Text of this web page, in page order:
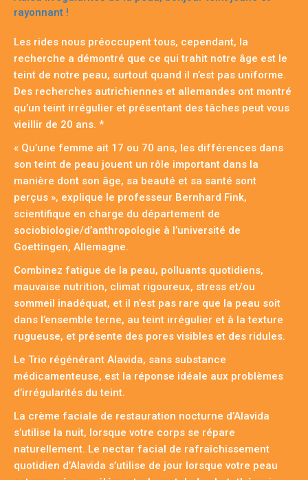
rayonnant !
Les rides nous préoccupent tous, cependant, la
recherche a démontré que ce qui trahit notre âge est le
teint de notre peau, surtout quand il n’est pas uniforme.
Des recherches autrichiennes et allemandes ont montré
qu’un teint irrégulier et présentant des tâches peut vous
vieillir de 20 ans. *
« Qu’une femme ait 17 ou 70 ans, les différences dans
son teint de peau jouent un rôle important dans la
manière dont son âge, sa beauté et sa santé sont
perçus », explique le professeur Bernhard Fink,
scientifique en charge du département de
sociobiologie/d’anthropologie à l’université de
Goettingen, Allemagne.
Combinez fatigue de la peau, polluants quotidiens,
mauvaise nutrition, climat rigoureux, stress et/ou
sommeil inadéquat, et il n’est pas rare que la peau soit
dans l’ensemble terne, au teint irrégulier et à la texture
rugueuse, et présente des pores visibles et des ridules.
Le Trio régénérant Alavida, sans substance
médicamenteuse, est la réponse idéale aux problèmes
d’irrégularités du teint.
La crème faciale de restauration nocturne d’Alavida
s’utilise la nuit, lorsque votre corps se répare
naturellement. Le nectar facial de rafraîchissement
quotidien d’Alavida s’utilise de jour lorsque votre peau